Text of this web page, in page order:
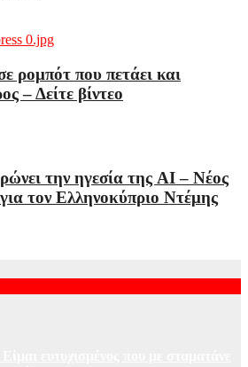
ρομπότ που πετάει και
– Δείτε βίντεο
την ηγεσία της AI – Νέος
τον Ελληνοκύπριο Ντέμης